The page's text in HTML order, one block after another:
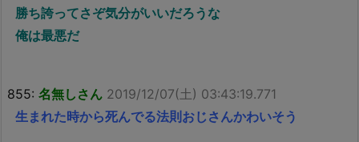
勝ち誇ってさぞ気分がいいだろうな
俺は最悪だ
855: 名無しさん 2019/12/07(土) 03:43:19.771
生まれた時から死んでる法則おじさんかわいそう